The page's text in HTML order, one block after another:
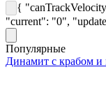
{
"current": "0",
Популярные
Динамит с крабом и